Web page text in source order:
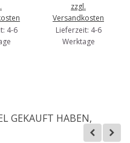
4-6
zzgl.
Versandkosten
Lieferzeit: 4-6
Werktage
GEKAUFT HABEN,